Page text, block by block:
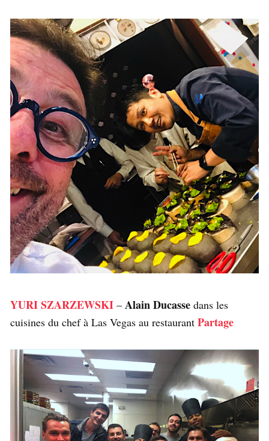
YURI SZARZEWSKI – Alain Ducasse dans les
cuisines du chef à Las Vegas au restaurant Partage